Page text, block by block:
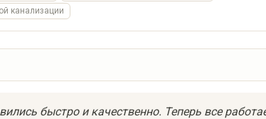
канализации
быстро и качественно. Теперь все